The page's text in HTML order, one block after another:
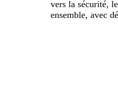
vers la sécurité,
ensemble, avec